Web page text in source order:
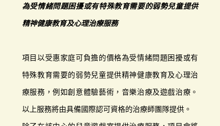
為受情緒問題困擾或有特殊教育需要的弱勢兒童提供
精神健康教育及心理治療服務
項目以受惠家庭可負擔的價格為受情緒問題困擾或有
特殊教育需要的弱勢兒童提供精神健康教育及心理治
療服務，例如創意體驗藝術，音樂治療及遊戲治療。
以上服務將由具備國際認可資格的治療師團隊提供。